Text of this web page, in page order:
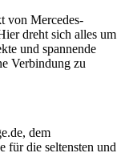
von Mercedes-
dreht sich alles um
und spannende
Verbindung zu
dem
für die seltensten und